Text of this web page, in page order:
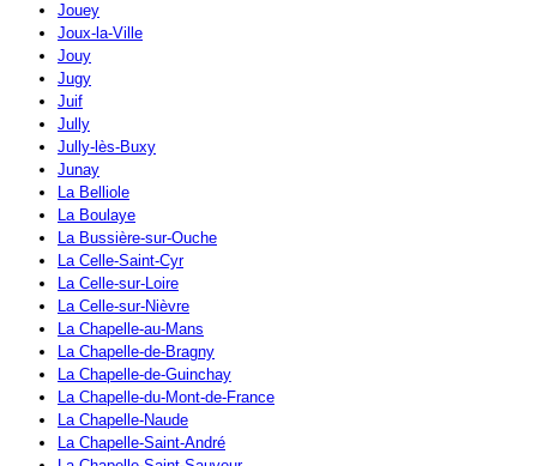
Jouey
Joux-la-Ville
Jouy
Jugy
Juif
Jully
Jully-lès-Buxy
Junay
La Belliole
La Boulaye
La Bussière-sur-Ouche
La Celle-Saint-Cyr
La Celle-sur-Loire
La Celle-sur-Nièvre
La Chapelle-au-Mans
La Chapelle-de-Bragny
La Chapelle-de-Guinchay
La Chapelle-du-Mont-de-France
La Chapelle-Naude
La Chapelle-Saint-André